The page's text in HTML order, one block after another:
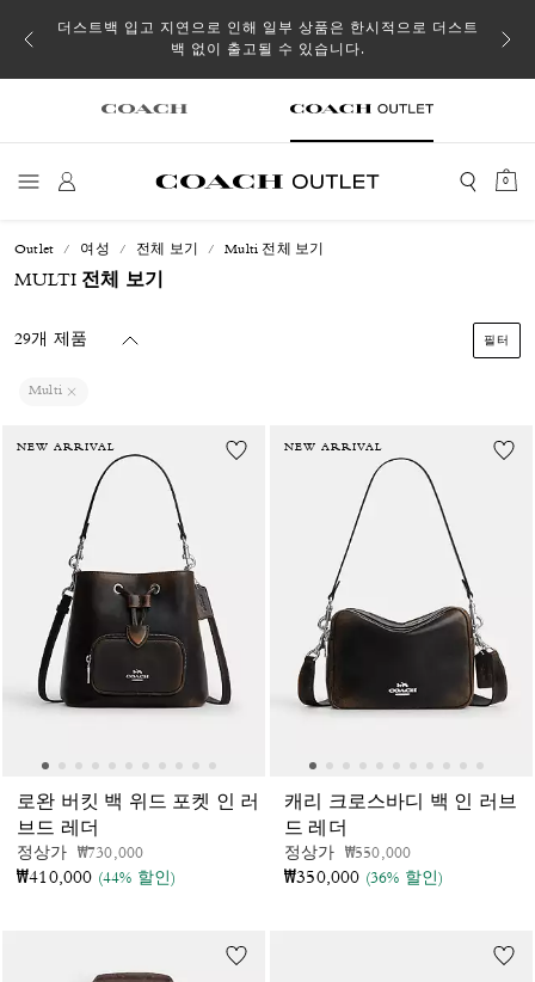
될 수
더스트백 입고 지연으로 인해 일부 상품은 한시적으로 더스트
백 없이 출고될 수 있습니다.
0
Outlet 여성 전체 보기 Multi 전체 보기
MULTI 전체 보기
29개 제품 필터
Multi
NEW ARRIVAL
로완 버킷 백 위드 포켓 인 러
브드 레더
정상가 가격 인하 전
₩730,000인하됨
₩410,000 (44% 할인)
NEW ARRIVAL
캐리 크로스바디 백 인 러브
드 레더
정상가 가격 인하 전
₩550,000인하됨
₩350,000 (36% 할인)